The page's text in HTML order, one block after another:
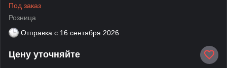
Под заказ
Розница
Отправка с 16 сентября 2026
Цену уточняйте